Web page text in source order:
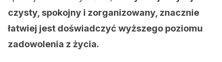
czysty, spokojny i zorganizowany, znacznie
łatwiej jest doświadczyć wyższego poziomu
zadowolenia z życia.